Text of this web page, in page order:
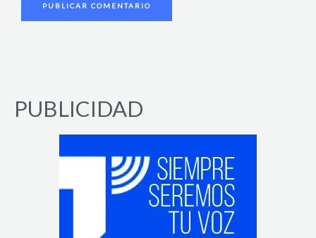
PUBLICIDAD